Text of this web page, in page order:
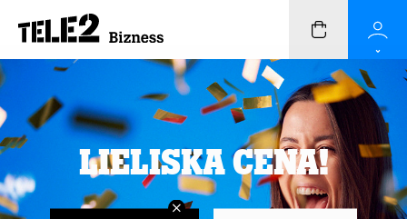
Lieliska cena!